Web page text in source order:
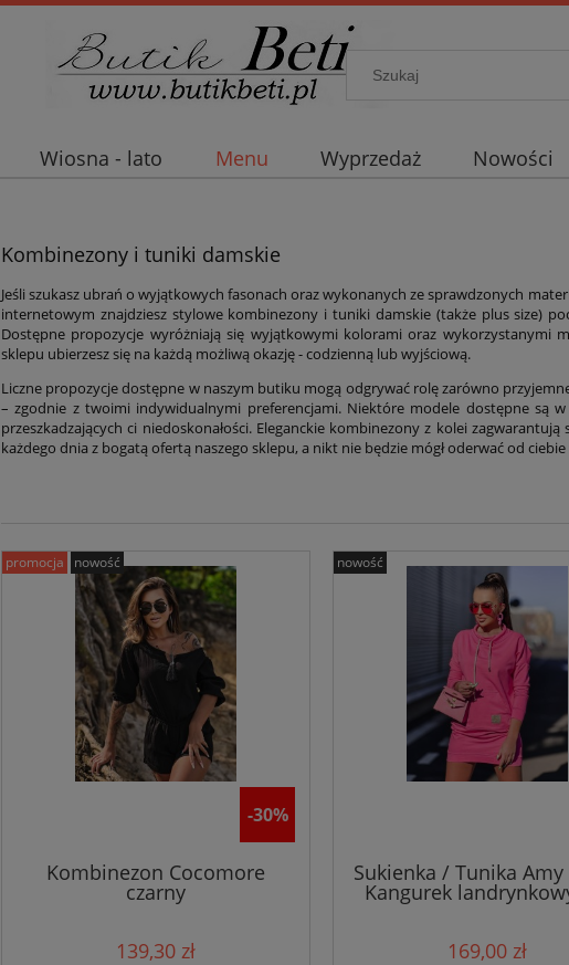
Wiosna - lato Menu Wyprzedaż Nowości
Kombinezony i tuniki damskie
Jeśli szukasz ubrań o wyjątkowych fasonach oraz wykonanych ze sprawdzonych
internetowym znajdziesz stylowe kombinezony i tuniki damskie (także plus size)
Dostępne propozycje wyróżniają się wyjątkowymi kolorami oraz wykorzystanymi
sklepu ubierzesz się na każdą możliwą okazję - codzienną lub wyjściową.
Liczne propozycje dostępne w naszym butiku mogą odgrywać rolę zarówno
– zgodnie z twoimi indywidualnymi preferencjami. Niektóre modele dostępne są
przeszkadzających ci niedoskonałości. Eleganckie kombinezony z kolei
każdego dnia z bogatą ofertą naszego sklepu, a nikt nie będzie mógł oderwać od
-30%
Kombinezon Cocomore
czarny
139,30 zł
promocja nowość
Sukienka / Tunika Amy
Kangurek
169,00 zł
nowość